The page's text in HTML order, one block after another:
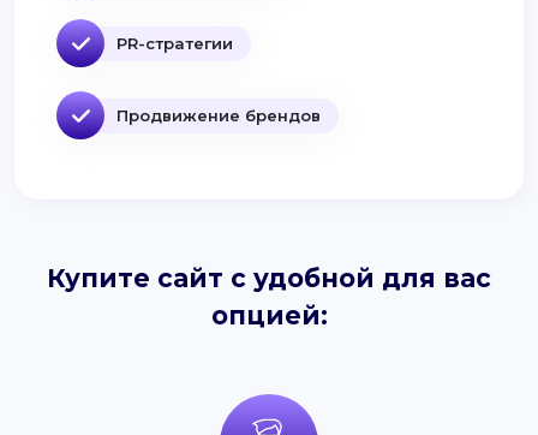
PR-стратегии
Продвижение брендов
Купите сайт с удобной для вас
опцией: